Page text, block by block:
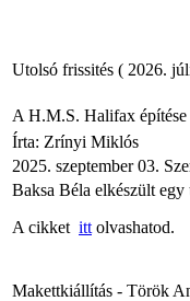
Utolsó frissités ( 2026.
A H.M.S. Halifax építése
Írta: Zrínyi Miklós
2025. szeptember 03.
Baksa Béla elkészült
A cikket itt olvashatod.
Makettkiállítás - Török